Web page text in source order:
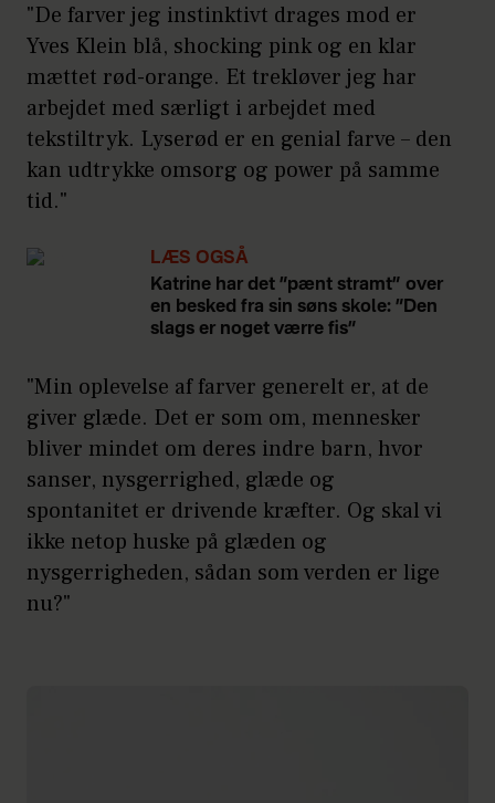
"De farver jeg instinktivt drages mod er
Yves Klein blå, shocking pink og en klar
mættet rød-orange. Et trekløver jeg har
arbejdet med særligt i arbejdet med
tekstiltryk. Lyserød er en genial farve – den
kan udtrykke omsorg og power på samme
tid."
LÆS OGSÅ
Katrine har det ”pænt stramt” over
en besked fra sin søns skole: ”Den
slags er noget værre fis”
"Min oplevelse af farver generelt er, at de
giver glæde. Det er som om, mennesker
bliver mindet om deres indre barn, hvor
sanser, nysgerrighed, glæde og
spontanitet er drivende kræfter. Og skal vi
ikke netop huske på glæden og
nysgerrigheden, sådan som verden er lige
nu?"